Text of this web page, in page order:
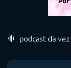
podcast da vez